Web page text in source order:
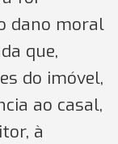
dano moral
que,
do imóvel,
ao casal,
à